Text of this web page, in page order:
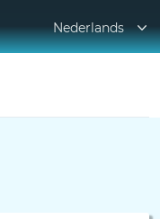
Nederlands